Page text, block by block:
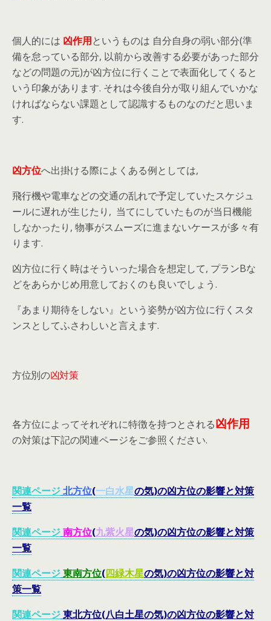
個人的には 凶作用というものは 自分自身の弱い部分(準
備を怠っている部分, 以前から改善する必要があった部分
などの問題の元)が凶方位に行くことで表面化してくると
いう印象があります. それは今後自分が取り組んでいかな
ければならない課題として認識するものなのだと思いま
す.
凶方位へ出掛ける際によくある例としては,
飛行機や電車などの交通の乱れで予定していたスケジュ
ールに遅れが生じたり, 当てにしていたものが当日機能
しなかったり, 物事がスムーズに進まないケースが多々有
ります.
凶方位に行く時はそういった場合を想定して, プランBな
どをあらかじめ用意しておくのも良いでしょう.
『あまり期待をしない』という姿勢が凶方位に行くスタ
ンスとしてふさわしいと言えます.
方位別の凶対策
各方位によってそれぞれに特徴を持つとされる凶作用
の対策は下記の関連ページをご参照ください.
関連ページ北方位(一白水星の気)の凶方位の影響と対策
一覧
関連ページ南方位(九紫火星の気)の凶方位の影響と対策
一覧
関連ページ東南方位(四緑木星の気)の凶方位の影響と対
策一覧
関連ページ東北方位(八白土星の気)の凶方位の影響と対